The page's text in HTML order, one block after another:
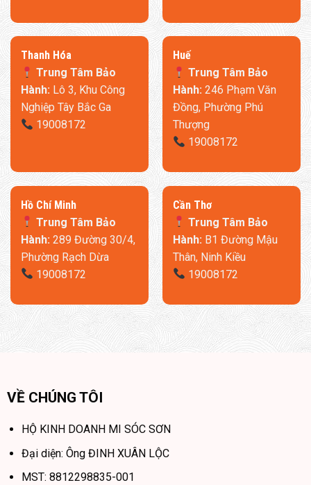
Thanh Hóa
Trung Tâm Bảo
Hành:Lô 3, Khu Công
Nghiệp Tây Bắc Ga
19008172
​Huế
Trung Tâm Bảo
Hành:246 Phạm Văn
Đồng, Phường Phú
Thượng
19008172
​Hồ Chí Minh
Trung Tâm Bảo
Hành:289 Đường 30/4,
Phường Rạch Dừa
19008172
Cần Thơ
Trung Tâm Bảo
Hành:B1 Đường Mậu
Thân, Ninh Kiều
19008172
VỀ CHÚNG TÔI
HỘ KINH DOANH MI SÓC SƠN
Đại diện: Ông ĐINH XUÂN LỘC
MST: 8812298835-001